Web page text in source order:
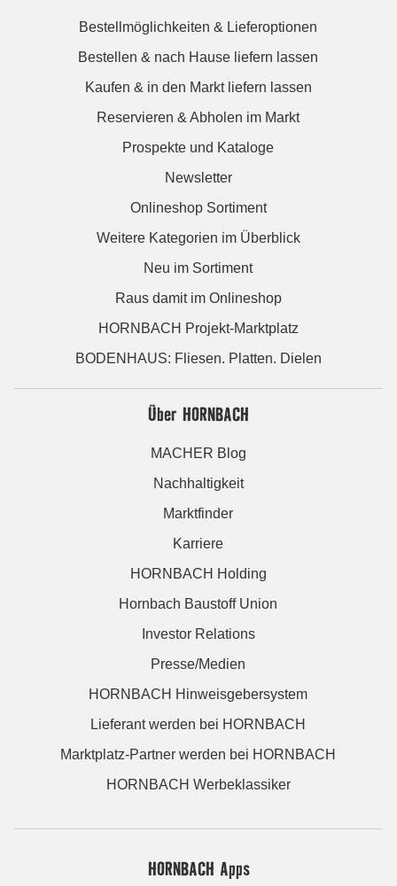
Bestellmöglichkeiten & Lieferoptionen
Bestellen & nach Hause liefern lassen
Kaufen & in den Markt liefern lassen
Reservieren & Abholen im Markt
Prospekte und Kataloge
Newsletter
Onlineshop Sortiment
Weitere Kategorien im Überblick
Neu im Sortiment
Raus damit im Onlineshop
HORNBACH Projekt-Marktplatz
BODENHAUS: Fliesen. Platten. Dielen
Über HORNBACH
MACHER Blog
Nachhaltigkeit
Marktfinder
Karriere
HORNBACH Holding
Hornbach Baustoff Union
Investor Relations
Presse/Medien
HORNBACH Hinweisgebersystem
Lieferant werden bei HORNBACH
Marktplatz-Partner werden bei HORNBACH
HORNBACH Werbeklassiker
HORNBACH Apps